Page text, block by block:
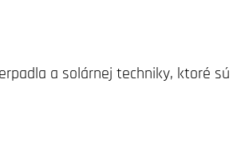
a solárnej techniky, ktoré